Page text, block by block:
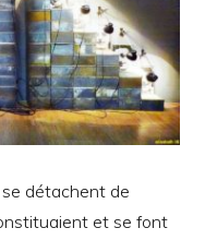
détachent de
et se font